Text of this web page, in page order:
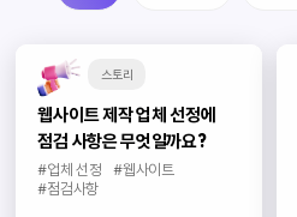
스토리
웹사이트 제작 업체 선정에
점검 사항은 무엇일까요?
#업체 선정
#웹사이트
#점검사항